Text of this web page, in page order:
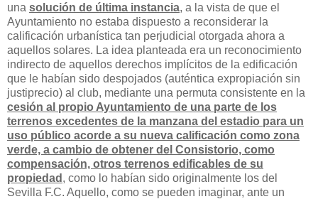
una solución de última instancia, a la vista de que el
Ayuntamiento no estaba dispuesto a reconsiderar la
calificación urbanística tan perjudicial otorgada ahora a
aquellos solares. La idea planteada era un reconocimiento
indirecto de aquellos derechos implícitos de la edificación
que le habían sido despojados (auténtica expropiación sin
justiprecio) al club, mediante una permuta consistente en la
cesión al propio Ayuntamiento de una parte de los
terrenos excedentes de la manzana del estadio para un
uso público acorde a su nueva calificación como zona
verde, a cambio de obtener del Consistorio, como
compensación, otros terrenos edificables de su
propiedad , como lo habían sido originalmente los del
Sevilla F.C. Aquello, como se pueden imaginar, ante un